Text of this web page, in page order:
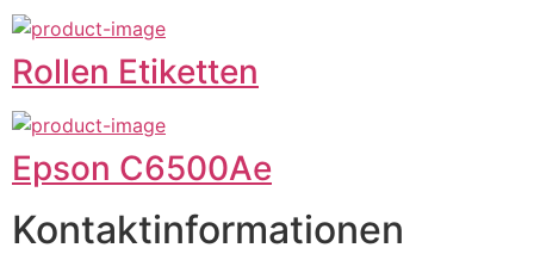
Rollen Etiketten
Epson C6500Ae
Kontaktinformationen